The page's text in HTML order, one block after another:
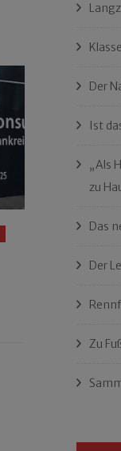
Der
Ist
„Als
zu
Das
Der
Zu